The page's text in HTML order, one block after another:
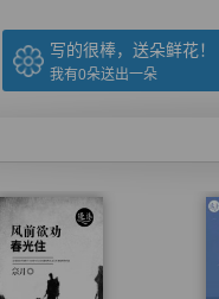
写的很棒，送朵鲜花！
我有0朵送出一朵